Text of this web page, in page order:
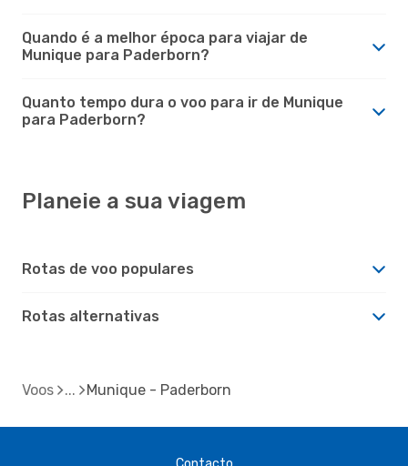
Quando é a melhor época para viajar de
Munique para Paderborn?
Quanto tempo dura o voo para ir de Munique
para Paderborn?
Planeie a sua viagem
Rotas de voo populares
Rotas alternativas
Voos Munique - Paderborn